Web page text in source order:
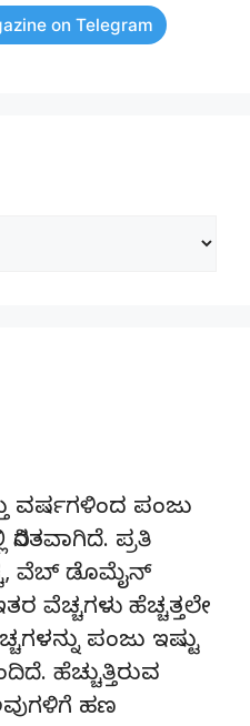
on Telegram
ವರ್ಷಗಳಿಂದ ಪಂಜು
ಪ್ರತಿ
ವೆಬ್‌ ಡೊಮೈನ್‌
ವೆಚ್ಚಗಳು ಹೆಚ್ಚತ್ತಲೇ
ಪಂಜು ಇಷ್ಟು
ಹೆಚ್ಚುತ್ತಿರುವ
ಹಣ